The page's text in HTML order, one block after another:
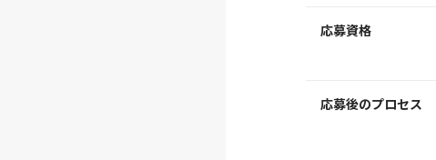
応募資格
応募後のプロセス